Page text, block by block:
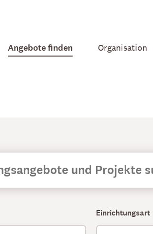
Angebote finden Organisation
Einrichtungsart